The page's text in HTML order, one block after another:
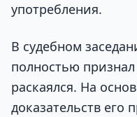
употребления.
В судебном
полностью
раскаялся. На
доказательств